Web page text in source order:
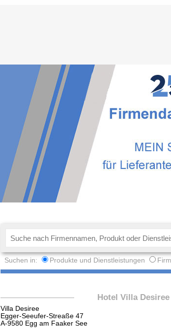
Suchen in: Produkte und Dienstleistungen
Hotel Villa Desiree
Villa Desiree
Egger-Seeufer-Streaße 47
A-9580 Egg am Faaker See